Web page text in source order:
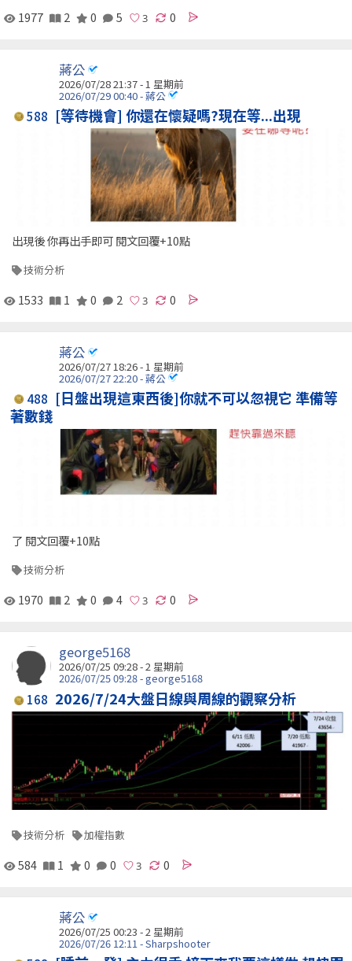
1977 2 0 5 0
蔣公
2026/07/28 21:37 - 1 星期前
2026/07/29 00:40 - 蔣公
588 [等待機會] 你還在懷疑嗎?現在等...出現
出現後 你再出手即可 閱文回覆+10點
技術分析
1533 1 0 2 0
蔣公
2026/07/27 18:26 - 1 星期前
2026/07/27 22:20 - 蔣公
488 [日盤出現這東西後]你就不可以忽視它 準備等
著數錢
了 閱文回覆+10點
技術分析
1970 2 0 4 0
george5168
2026/07/25 09:28 - 2 星期前
2026/07/25 09:28 - george5168
168 2026/7/24大盤日線與周線的觀察分析
技術分析 加權指數
584 1 0 0 0
蔣公
2026/07/25 00:23 - 2 星期前
2026/07/26 12:11 - Sharpshooter